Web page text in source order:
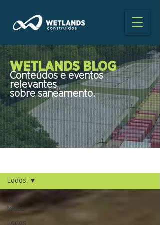
WETLANDS BLOG
Conteúdos e eventos
relevantes
sobre saneamento.
todos
Lodos
Lodos